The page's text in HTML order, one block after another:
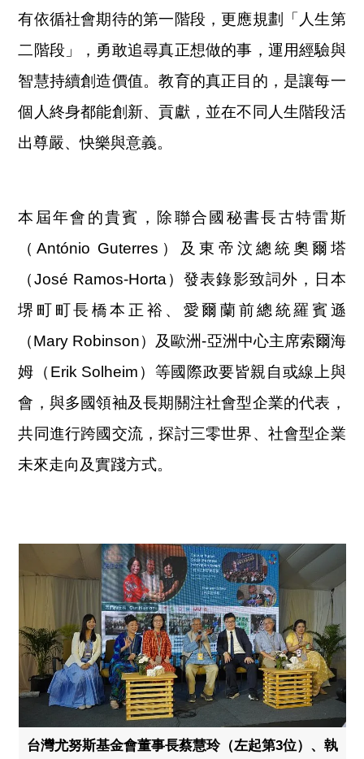
有依循社會期待的第一階段，更應規劃「人生第
二階段」，勇敢追尋真正想做的事，運用經驗與
智慧持續創造價值。教育的真正目的，是讓每一
個人終身都能創新、貢獻，並在不同人生階段活
出尊嚴、快樂與意義。
本屆年會的貴賓，除聯合國秘書長古特雷斯
（António Guterres）及東帝汶總統奧爾塔
（José Ramos-Horta）發表錄影致詞外，日本
堺町町長橋本正裕、愛爾蘭前總統羅賓遜
（Mary Robinson）及歐洲-亞洲中心主席索爾海
姆（Erik Solheim）等國際政要皆親自或線上與
會，與多國領袖及長期關注社會型企業的代表，
共同進行跨國交流，探討三零世界、社會型企業
未來走向及實踐方式。
台灣尤努斯基金會董事長蔡慧玲（左起第3位）、執